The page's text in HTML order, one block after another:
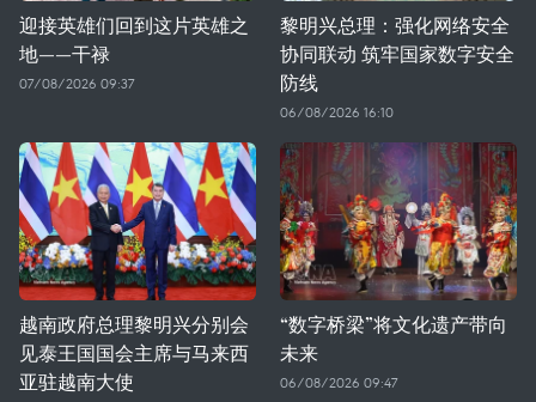
迎接英雄们回到这片英雄之
地——干禄
07/08/2026 09:37
黎明兴总理：强化网络安全
协同联动 筑牢国家数字安全
防线
06/08/2026 16:10
越南政府总理黎明兴分别会
见泰王国国会主席与马来西
亚驻越南大使
“数字桥梁”将文化遗产带向
未来
06/08/2026 09:47